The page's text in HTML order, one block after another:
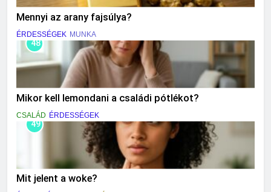
Mennyi az arany fajsúlya?
ÉRDESSÉGEK MUNKA
48
Mikor kell lemondani a családi pótlékot?
CSALÁD ÉRDESSÉGEK
49
Mit jelent a woke?